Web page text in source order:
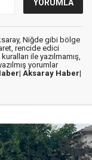
Niğde gibi bölge
rencide edici
ile yazılmamış,
yorumlar
Aksaray Haber|